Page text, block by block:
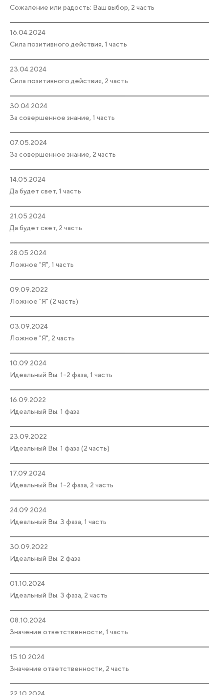
Сожаление или радость: Ваш выбор, 2 часть
16.04.2024
Сила позитивного действия, 1 часть
23.04.2024
Сила позитивного действия, 2 часть
30.04.2024
За совершенное знание, 1 часть
07.05.2024
За совершенное знание, 2 часть
14.05.2024
Да будет свет, 1 часть
21.05.2024
Да будет свет, 2 часть
28.05.2024
Ложное "Я", 1 часть
09.09.2022
Ложное "Я" (2 часть)
03.09.2024
Ложное "Я", 2 часть
10.09.2024
Идеальный Вы. 1-2 фаза, 1 часть
16.09.2022
Идеальный Вы. 1 фаза
23.09.2022
Идеальный Вы. 1 фаза (2 часть)
17.09.2024
Идеальный Вы. 1-2 фаза, 2 часть
24.09.2024
Идеальный Вы. 3 фаза, 1 часть
30.09.2022
Идеальный Вы. 2 фаза
01.10.2024
Идеальный Вы. 3 фаза, 2 часть
08.10.2024
Значение ответственности, 1 часть
15.10.2024
Значение ответственности, 2 часть